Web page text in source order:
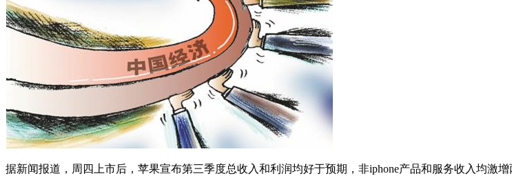
据新闻报道，周四上市后，苹果宣布第三季度总收入和利润均好于预期，非iphone产品和服务收入均激